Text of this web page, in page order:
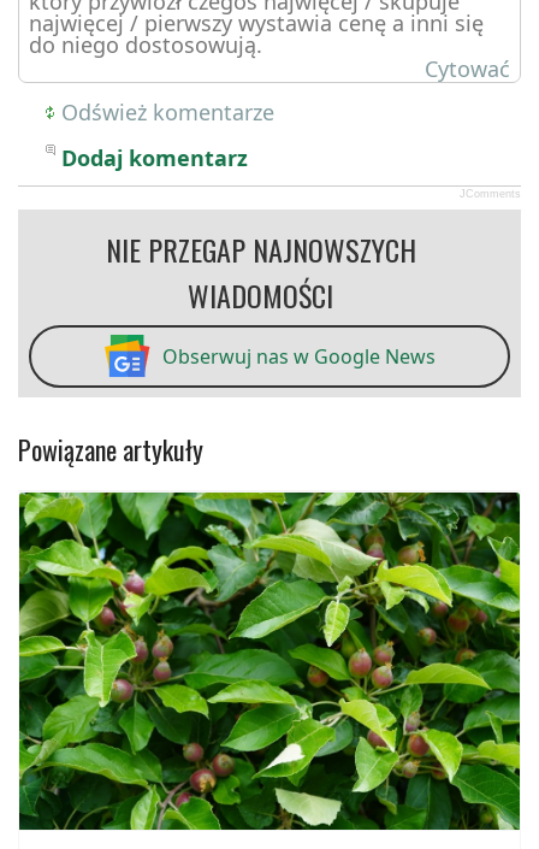
najwięcej / pierwszy wystawia cenę a inni się
do niego dostosowują.
Cytować
Odśwież komentarze
Dodaj komentarz
JComments
NIE PRZEGAP NAJNOWSZYCH
WIADOMOŚCI
Obserwuj nas w Google News
Powiązane artykuły